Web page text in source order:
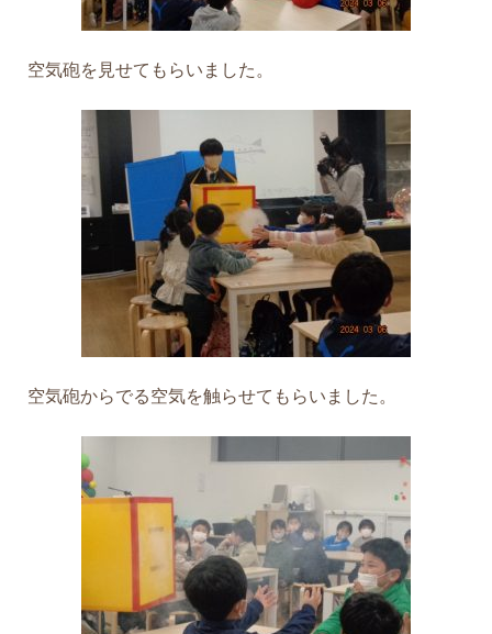
空気砲を見せてもらいました。
空気砲からでる空気を触らせてもらいました。